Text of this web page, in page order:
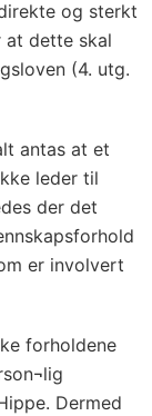
og sterkt
at dette skal
(4. utg.
antas at et
leder til
der det
er involvert
forholdene
Dermed